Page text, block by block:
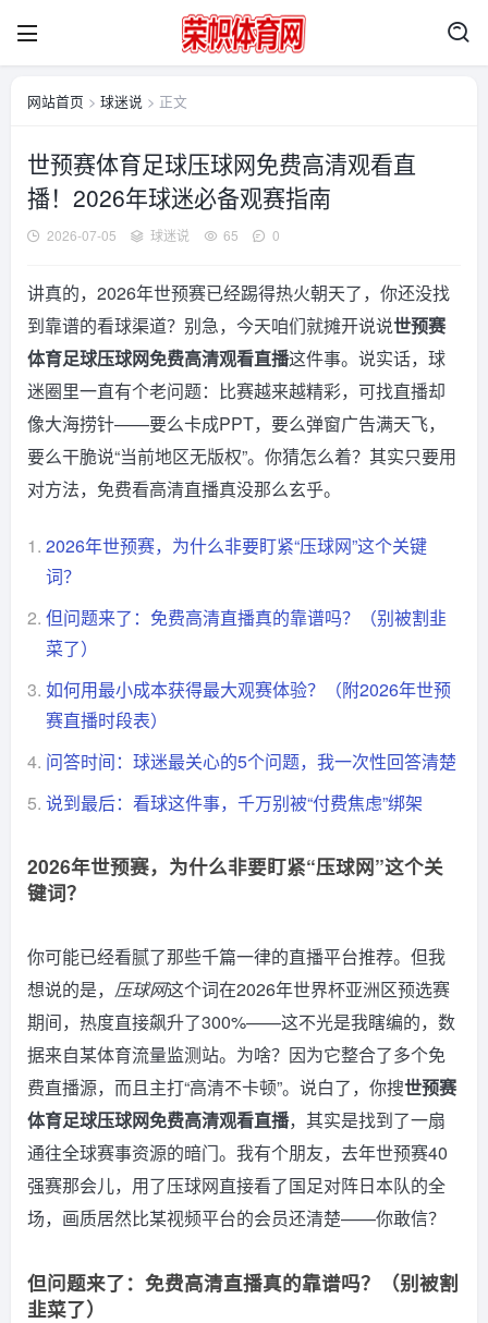
网站首页 > 球迷说 > 正文
世预赛体育足球压球网免费高清观看直
播！2026年球迷必备观赛指南
2026-07-05 球迷说 65 0
讲真的，2026年世预赛已经踢得热火朝天了，你还没找
到靠谱的看球渠道？别急，今天咱们就摊开说说世预赛
体育足球压球网免费高清观看直播这件事。说实话，球
迷圈里一直有个老问题：比赛越来越精彩，可找直播却
像大海捞针——要么卡成PPT，要么弹窗广告满天飞，
要么干脆说“当前地区无版权”。你猜怎么着？其实只要用
对方法，免费看高清直播真没那么玄乎。
1. 2026年世预赛，为什么非要盯紧“压球网”这个关键
词？
2. 但问题来了：免费高清直播真的靠谱吗？（别被割韭
菜了）
3. 如何用最小成本获得最大观赛体验？（附2026年世预
赛直播时段表）
4. 问答时间：球迷最关心的5个问题，我一次性回答清楚
5. 说到最后：看球这件事，千万别被“付费焦虑”绑架
2026年世预赛，为什么非要盯紧“压球网”这个关
键词？
你可能已经看腻了那些千篇一律的直播平台推荐。但我
想说的是， 压球网这个词在2026年世界杯亚洲区预选赛
期间，热度直接飙升了300%——这不光是我瞎编的，数
据来自某体育流量监测站。为啥？因为它整合了多个免
费直播源，而且主打“高清不卡顿”。说白了，你搜世预赛
体育足球压球网免费高清观看直播，其实是找到了一扇
通往全球赛事资源的暗门。我有个朋友，去年世预赛40
强赛那会儿，用了压球网直接看了国足对阵日本队的全
场，画质居然比某视频平台的会员还清楚——你敢信？
但问题来了：免费高清直播真的靠谱吗？（别被割
韭菜了）